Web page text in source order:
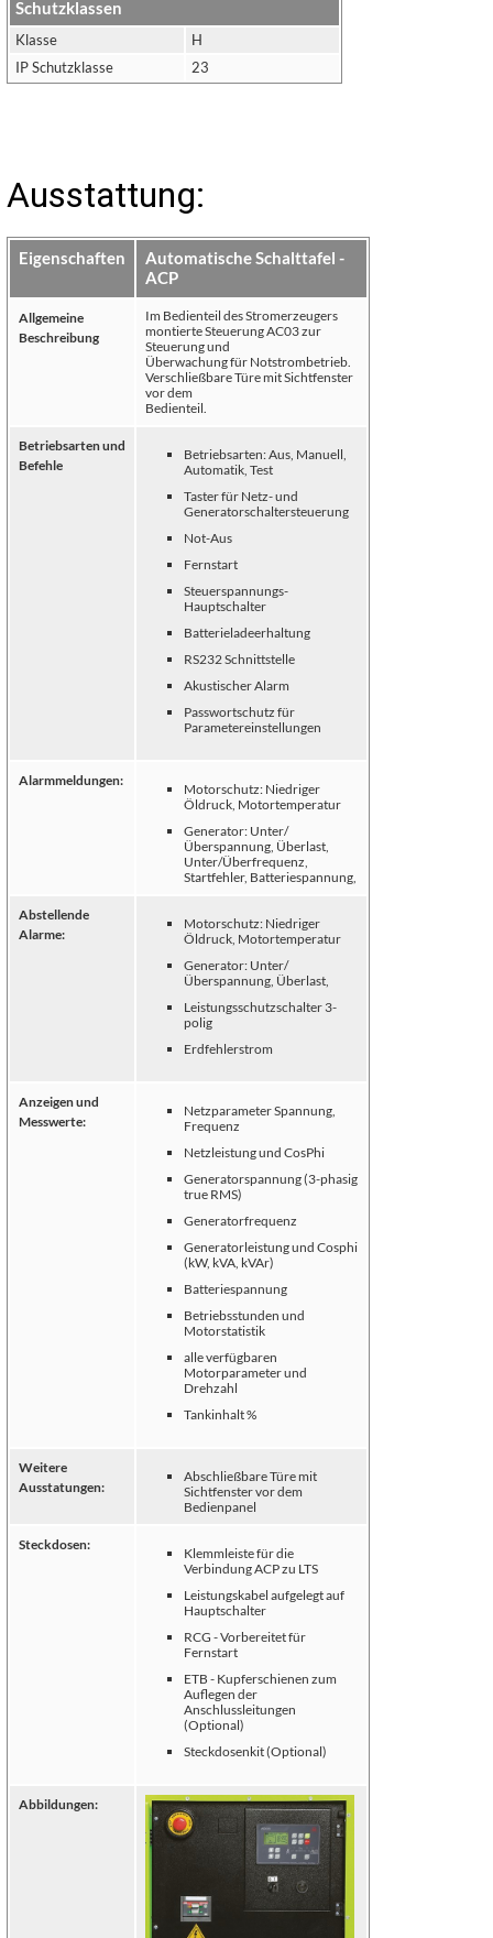
Schutzklassen
Klasse
H
IP Schutzklasse
23
Ausstattung:
Eigenschaften
Automatische Schalttafel -
ACP
Allgemeine
Beschreibung
Im Bedienteil des Stromerzeugers
montierte Steuerung AC03 zur
Steuerung und
Überwachung für Notstrombetrieb.
Verschließbare Türe mit Sichtfenster
vor dem
Bedienteil.
Betriebsarten und
Befehle
Betriebsarten: Aus, Manuell,
Automatik, Test
Taster für Netz- und
Generatorschaltersteuerung
Not-Aus
Fernstart
Steuerspannungs-
Hauptschalter
Batterieladeerhaltung
RS232 Schnittstelle
Akustischer Alarm
Passwortschutz für
Parametereinstellungen
Alarmmeldungen:
Motorschutz: Niedriger
Öldruck, Motortemperatur
Generator: Unter/
Überspannung, Überlast,
Unter/Überfrequenz,
Startfehler, Batteriespannung,
Abstellende
Alarme:
Motorschutz: Niedriger
Öldruck, Motortemperatur
Generator: Unter/
Überspannung, Überlast,
Leistungsschutzschalter 3-
polig
Erdfehlerstrom
Anzeigen und
Messwerte:
Netzparameter Spannung,
Frequenz
Netzleistung und CosPhi
Generatorspannung (3-phasig
true RMS)
Generatorfrequenz
Generatorleistung und Cosphi
(kW, kVA, kVAr)
Batteriespannung
Betriebsstunden und
Motorstatistik
alle verfügbaren
Motorparameter und
Drehzahl
Tankinhalt %
Weitere
Ausstatungen:
Abschließbare Türe mit
Sichtfenster vor dem
Bedienpanel
Steckdosen:
Klemmleiste für die
Verbindung ACP zu LTS
Leistungskabel aufgelegt auf
Hauptschalter
RCG - Vorbereitet für
Fernstart
ETB - Kupferschienen zum
Auflegen der
Anschlussleitungen
(Optional)
Steckdosenkit (Optional)
Abbildungen: